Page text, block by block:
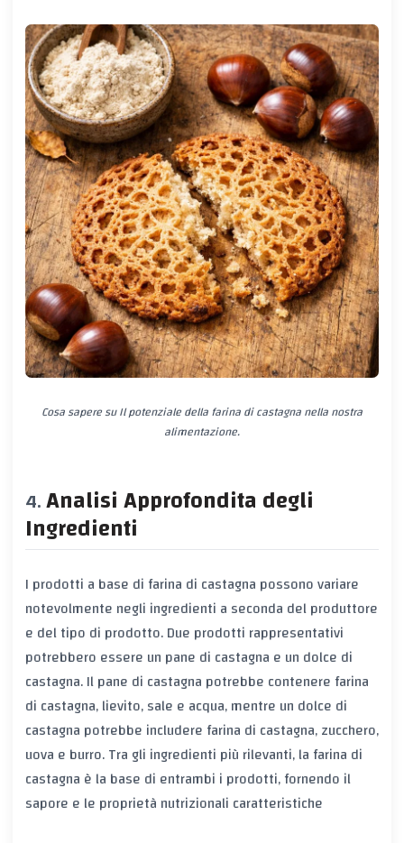
Cosa sapere su Il potenziale della farina di castagna nella nostra
alimentazione.
Analisi Approfondita degli
Ingredienti
I prodotti a base di farina di castagna possono variare
notevolmente negli ingredienti a seconda del produttore
e del tipo di prodotto. Due prodotti rappresentativi
potrebbero essere un pane di castagna e un dolce di
castagna. Il pane di castagna potrebbe contenere farina
di castagna, lievito, sale e acqua, mentre un dolce di
castagna potrebbe includere farina di castagna, zucchero,
uova e burro. Tra gli ingredienti più rilevanti, la farina di
castagna è la base di entrambi i prodotti, fornendo il
sapore e le proprietà nutrizionali caratteristiche